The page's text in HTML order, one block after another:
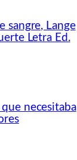
sangre, Lange
Letra Ed.
que necesitaba